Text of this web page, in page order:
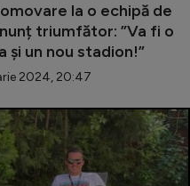
la o echipă de
triumfător: ”Va fi o
și un nou stadion!”
2024, 20:47